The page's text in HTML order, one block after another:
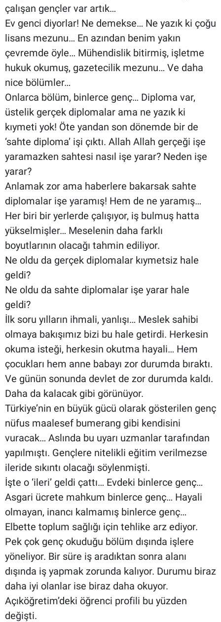
çalışan gençler var artık…
Ev genci diyorlar! Ne demekse… Ne yazık ki çoğu
lisans mezunu… En azından benim yakın
çevremde öyle… Mühendislik bitirmiş, işletme
hukuk okumuş, gazetecilik mezunu… Ve daha
nice bölümler…
Onlarca bölüm, binlerce genç… Diploma var,
üstelik gerçek diplomalar ama ne yazık ki
kıymeti yok! Öte yandan son dönemde bir de
‘sahte diploma’ işi çıktı. Allah Allah gerçeği işe
yaramazken sahtesi nasıl işe yarar? Neden işe
yarar?
Anlamak zor ama haberlere bakarsak sahte
diplomalar işe yaramış! Hem de ne yaramış…
Her biri bir yerlerde çalışıyor, iş bulmuş hatta
yükselmişler… Meselenin daha farklı
boyutlarının olacağı tahmin ediliyor.
Ne oldu da gerçek diplomalar kıymetsiz hale
geldi?
Ne oldu da sahte diplomalar işe yarar hale
geldi?
İlk soru yılların ihmali, yanlışı… Meslek sahibi
olmaya bakışımız bizi bu hale getirdi. Herkesin
okuma isteği, herkesin okutma hayali… Hem
çocukları hem anne babayı zor durumda bıraktı.
Ve günün sonunda devlet de zor durumda kaldı.
Daha da kalacak gibi görünüyor.
Türkiye’nin en büyük gücü olarak gösterilen genç
nüfus maalesef bumerang gibi kendisini
vuracak… Aslında bu uyarı uzmanlar tarafından
yapılmıştı. Gençlere nitelikli eğitim verilmezse
ileride sıkıntı olacağı söylenmişti.
İşte o ‘ileri’ geldi çattı… Evdeki binlerce genç…
Asgari ücrete mahkum binlerce genç… Hayali
olmayan, inancı kalmamış binlerce genç…
Elbette toplum sağlığı için tehlike arz ediyor.
Pek çok genç okuduğu bölüm dışında işlere
yöneliyor. Bir süre iş aradıktan sonra alanı
dışında iş yapmak zorunda kalıyor. Durumu biraz
daha iyi olanlar ise biraz daha okuyor.
Açıköğretim’deki öğrenci profili bu yüzden
değişti.